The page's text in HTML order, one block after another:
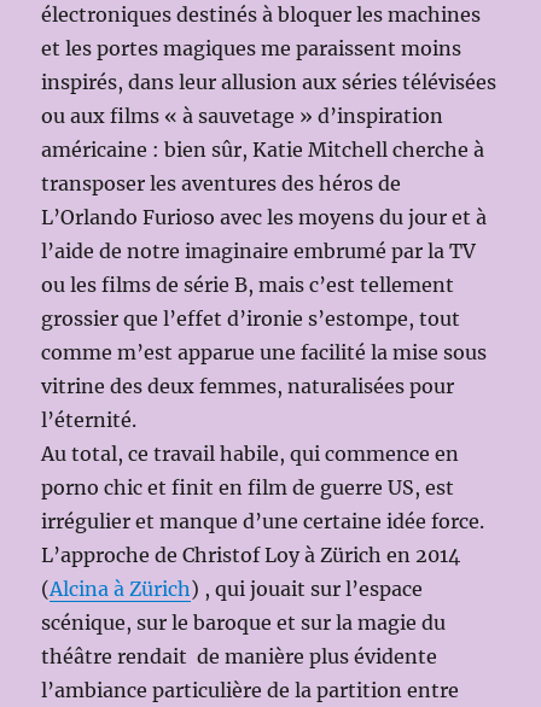
électroniques destinés à bloquer les machines
et les portes magiques me paraissent moins
inspirés, dans leur allusion aux séries télévisées
ou aux films « à sauvetage » d’inspiration
américaine : bien sûr, Katie Mitchell cherche à
transposer les aventures des héros de
L’Orlando Furioso avec les moyens du jour et à
l’aide de notre imaginaire embrumé par la TV
ou les films de série B, mais c’est tellement
grossier que l’effet d’ironie s’estompe, tout
comme m’est apparue une facilité la mise sous
vitrine des deux femmes, naturalisées pour
l’éternité.
Au total, ce travail habile, qui commence en
porno chic et finit en film de guerre US, est
irrégulier et manque d’une certaine idée force.
L’approche de Christof Loy à Zürich en 2014
(Alcina à Zürich) , qui jouait sur l’espace
scénique, sur le baroque et sur la magie du
théâtre rendait de manière plus évidente
l’ambiance particulière de la partition entre